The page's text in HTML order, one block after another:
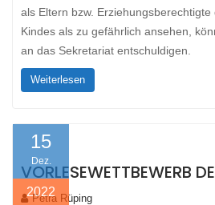
als Eltern bzw.
Kindes als zu gefährlich ansehen,
an das Sekretariat entschuldigen.
Weiterlesen
15
Dez.
2022
VORLESEWETTBEWERB
Petra Rüping